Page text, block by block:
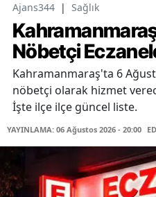
Ajans344 | Sağlık
Nöbetçi
Kahramanmaraş'ta 6
nöbetçi olarak hizmet
İşte ilçe ilçe güncel liste.
YAYINLAMA: 06 Ağustos 2026 - 20:00